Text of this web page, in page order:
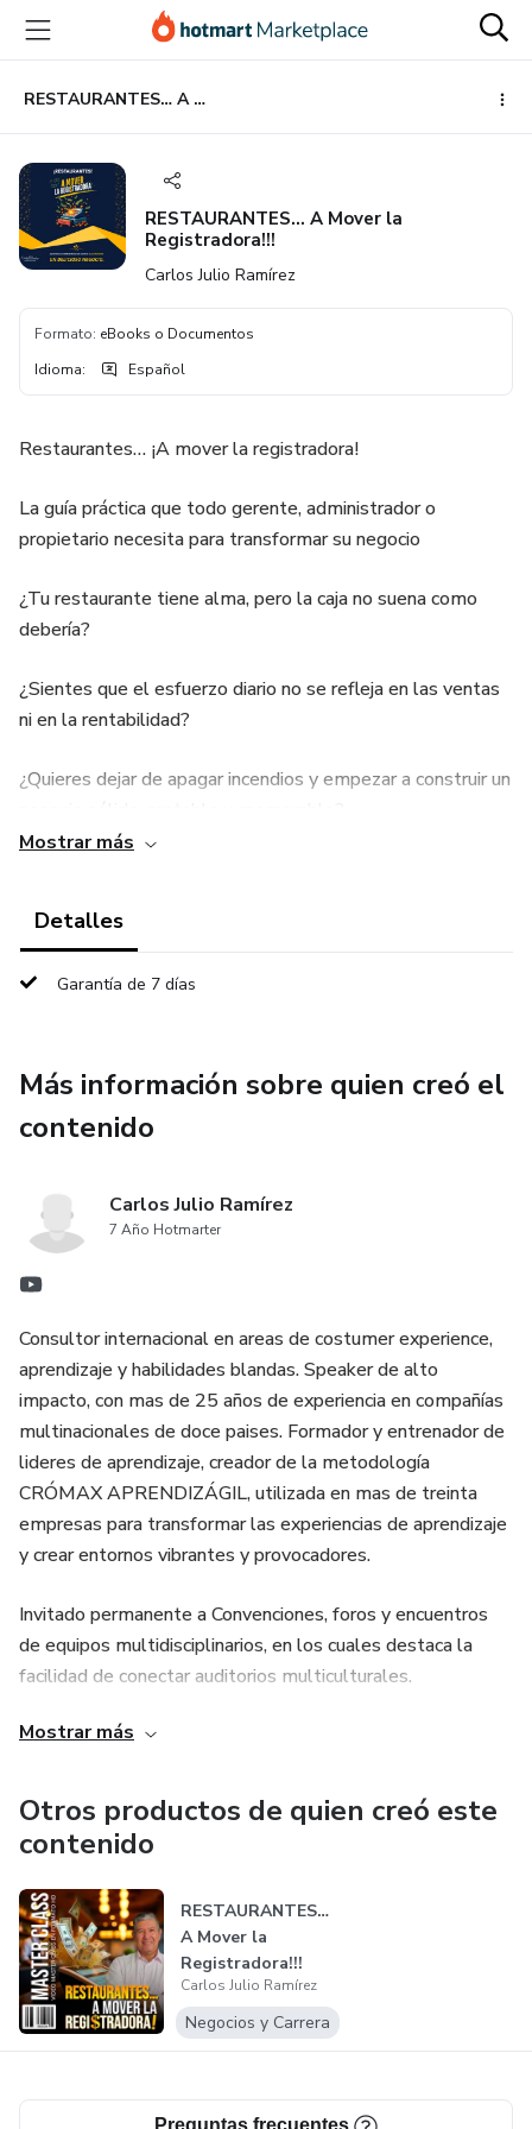
principal
página
de
página
RESTAURANTES… A Mover la Registradora!!!
RESTAURANTES… A Mover la
Registradora!!!
Carlos Julio Ramírez
Formato: eBooks o Documentos
Idioma: Español
Restaurantes… ¡A mover la registradora!
La guía práctica que todo gerente, administrador o
propietario necesita para transformar su negocio
¿Tu restaurante tiene alma, pero la caja no suena como
debería?
¿Sientes que el esfuerzo diario no se refleja en las ventas
ni en la rentabilidad?
¿Quieres dejar de apagar incendios y empezar a construir un
¿Qué encontrarás en esta guía?
“Restaurantes… ¡A mover la registradora!” no es otro
entre comandas, clientes exigentes, horarios intensos y
decisiones que no pueden esperar.
✅ Motivar a tu equipo y convertirte en un líder que inspira
✅ Mejorar el servicio a la mesa con estrategias probadas
✅ Introducir nuevos platos con creatividad y conexión
emocional
✅ Diseñar un plan de ventas con metodología SMART y
ciclo PHVA
✅ Implementar formatos operativos, financieros y
administrativos que ordenan tu negocio
✅ Crear campañas de marketing que atraen, fidelizan y
convierten
intuiciones
✅ Identificar oportunidades de mejora que impactan
directamente tu rentabilidad
¿Por qué este ebook es diferente?
Porque está escrito desde la experiencia, no desde la
teoría.
Porque cada capítulo te habla como gerente, como
Mostrar más
Detalles
Garantía de 7 días
Más información sobre quien creó el
contenido
Carlos Julio Ramírez
7 Año Hotmarter
Consultor internacional en areas de costumer experience,
aprendizaje y habilidades blandas. Speaker de alto
impacto, con mas de 25 años de experiencia en compañías
multinacionales de doce paises. Formador y entrenador de
lideres de aprendizaje, creador de la metodología
CRÓMAX APRENDIZÁGIL, utilizada en mas de treinta
empresas para transformar las experiencias de aprendizaje
y crear entornos vibrantes y provocadores.
Invitado permanente a Convenciones, foros y encuentros
de equipos multidisciplinarios, en los cuales destaca la
facilidad de conectar auditorios multiculturales.
Mostrar más
Otros productos de quien creó este
contenido
RESTAURANTES…
A Mover la
Registradora!!!
Carlos Julio Ramírez
Negocios y Carrera
Preguntas frecuentes